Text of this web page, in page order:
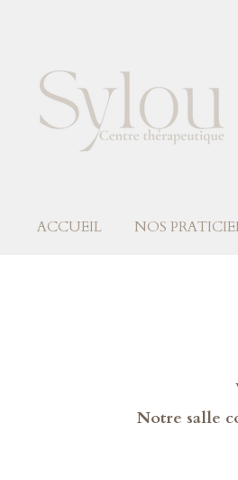
contenu
principal
ACCUEIL NOS
Notre salle